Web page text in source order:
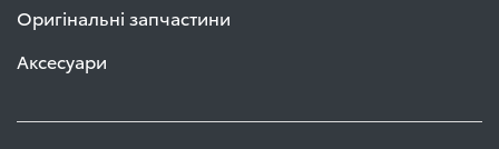
Оригінальні запчастини
Аксесуари